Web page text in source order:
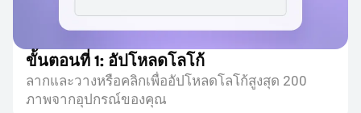
ขั้นตอนที่ 1: อัปโหลดโลโก้
ลากและวางหรือคลิกเพื่ออัปโหลดโลโก้สูงสุด 200
ภาพจากอุปกรณ์ของคุณ